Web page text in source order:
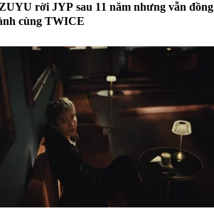
rời JYP sau 11 năm nhưng vẫn đồng
cùng TWICE